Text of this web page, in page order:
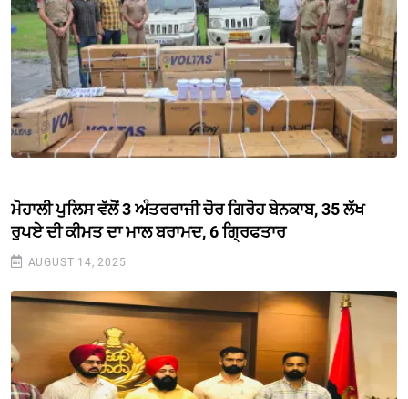
ਮੋਹਾਲੀ ਪੁਲਿਸ ਵੱਲੋਂ 3 ਅੰਤਰਰਾਜੀ ਚੋਰ ਗਿਰੋਹ ਬੇਨਕਾਬ, 35 ਲੱਖ
ਰੁਪਏ ਦੀ ਕੀਮਤ ਦਾ ਮਾਲ ਬਰਾਮਦ, 6 ਗ੍ਰਿਫਤਾਰ
AUGUST 14, 2025